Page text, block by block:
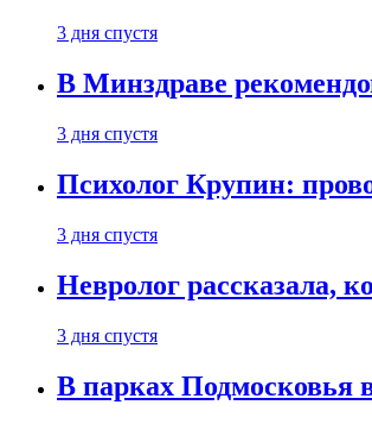
3 дня спустя
В Минздраве
3 дня спустя
Психолог Крупин:
3 дня спустя
Невролог рассказала,
3 дня спустя
В парках Подмосковья